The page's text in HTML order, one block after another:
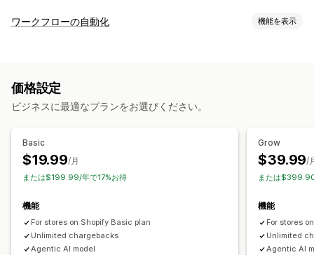
不正注文タイプ
注文検証 注文保留
AIによる検出 不正注文フィルター 自動ワークフロー
高リスクアラート
不審な行為
カスタムアラート
リスクレポート アプリ通知
ワークフローの自動化 機能を表示
カスタマイズ
価格設定
ビジネスに最適なプランをお選びください。
Basic
$19.99/月
または$199.99/年で17%お得
機能
For stores on Shopify Basic plan
Unlimited chargebacks
Agentic AI model
Grow
$39.99/
または
機能
For stores
Unlimited
Agentic AI